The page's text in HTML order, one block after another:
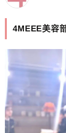
4MEEE美容